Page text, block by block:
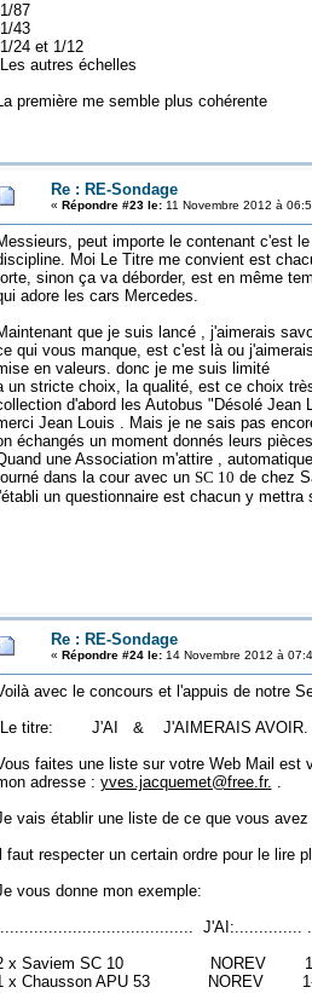
87
43
24 et 1/12
autres échelles
première me semble plus cohérente
Re : RE-Sondage
« Répondre #23 le:11 Novembre 2012 à
peut importe le contenant c'est
Moi Le Titre me convient est
sinon ça va déborder, est en même
adore les cars Mercedes.
que je suis lancé , j'aimerais
qui vous manque, est c'est là ou
en valeurs. donc je me suis limité
un stricte choix, la qualité, est ce choix
d'abord les Autobus "Désolé
Jean Louis . Mais je ne sais pas
échangés un moment donnés leurs
une Association m'attire ,
dans la cour avec un SC 10 de chez
un questionnaire est chacun y
Re : RE-Sondage
« Répondre #24 le:14 Novembre 2012 à
avec le concours et l'appuis de notre
Le titre: J'AI & J'AIMERAIS AVOIR.
faites une liste sur votre Web Mail est
adresse : yves.jacquemet@free.fr. .
vais établir une liste de ce que vous
faut respecter un certain ordre pour le lire
vous donne mon exemple:
........................................ J'AI:..............
x Saviem SC 10 NOREV
x Chausson APU 53 NOREV